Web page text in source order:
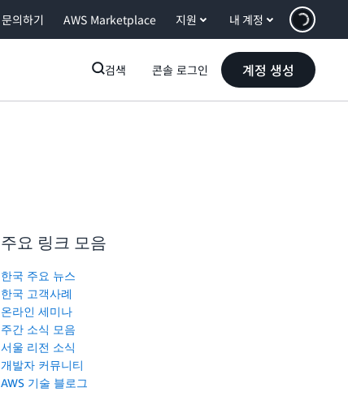
문의하기 AWS Marketplace 지원 내 계정
검색 콘솔 로그인 계정 생성
주요 링크 모음
한국 주요 뉴스
한국 고객사례
온라인 세미나
주간 소식 모음
서울 리전 소식
개발자 커뮤니티
AWS 기술 블로그